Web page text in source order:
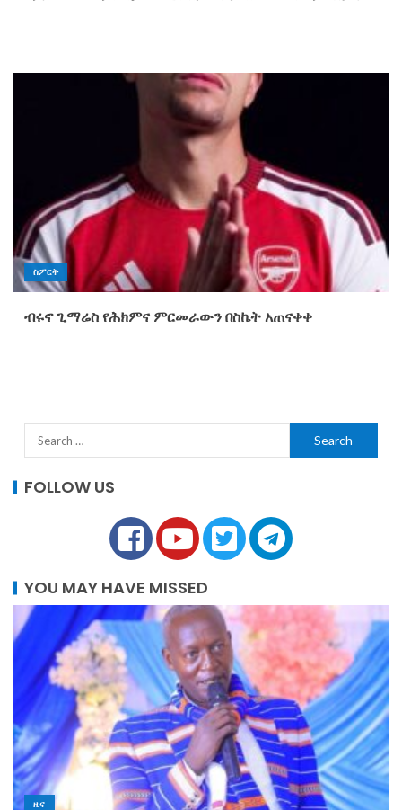
ስፖርት
ብሩኖ ጊማሬስ የሕክምና ምርመራውን በስኬት አጠናቀቀ
FOLLOW US
YOU MAY HAVE MISSED
ዜና